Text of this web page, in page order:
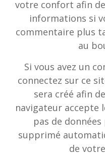
votre confort afin
informations si
commentaire plus
au
Si vous avez un
connectez sur ce
sera créé afin
navigateur accepte
pas de
supprimé
de